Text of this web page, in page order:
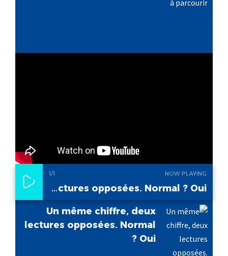
NOW PLAYING
1/1
Un même chiffre, deux lectures opposées. Normal ? Oui
Un même chiffre, deux
lectures opposées. Normal
? Oui